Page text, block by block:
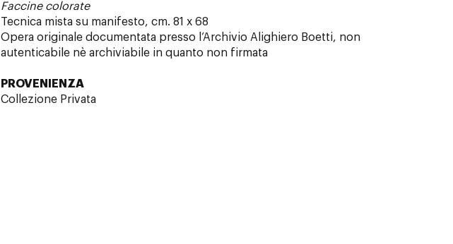
Faccine colorate
Tecnica mista su manifesto, cm. 81 x 68
Opera originale documentata presso l’Archivio Alighiero Boetti, non
autenticabile nè archiviabile in quanto non firmata
PROVENIENZA
Collezione Privata